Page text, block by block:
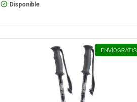
Disponible
ENVÍOGRATIS